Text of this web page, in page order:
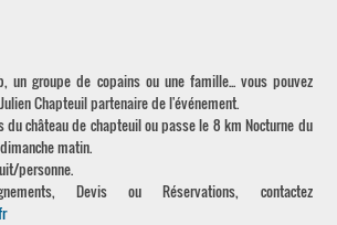
un groupe de copains ou une famille... vous pouvez
Chapteuil partenaire de l'événement.
château de chapteuil ou passe le 8 km Nocturne du
matin.
personne.
Devis ou Réservations, contactez